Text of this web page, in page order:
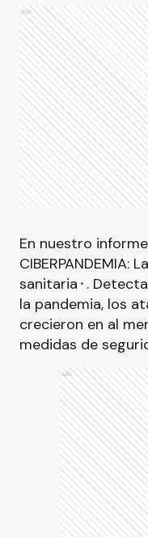
Ads
En nuestro
CIBERPANDEMIA:
sanitaria⬝.
la pandemia, los
crecieron en al
medidas de
Ads